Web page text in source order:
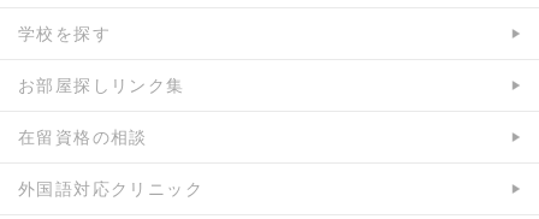
学校を探す
お部屋探しリンク集
在留資格の相談
外国語対応クリニック